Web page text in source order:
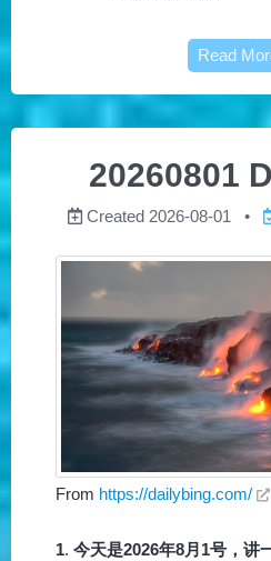
Read
20260801
Created 2026-08-01
From https://dailybing.com/
1. 今天是2026年8月1号，讲